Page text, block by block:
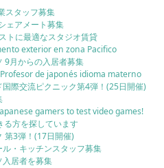
スタッフ募集
ェアメート募集
トに最適なスタジオ賃貸
exterior en zona Pacifico
9月からの入居者募集
de japonés idioma materno
際交流ピクニック第4弾！(25日開催)
gamers to test video games!
る方を探しています
第3弾！(17日開催)
・キッチンスタッフ募集
入居者を募集